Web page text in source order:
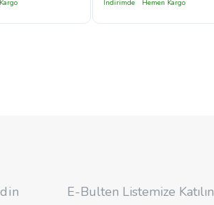
İndirimde Hemen Kargo
E-Bulten Listemize Katılın